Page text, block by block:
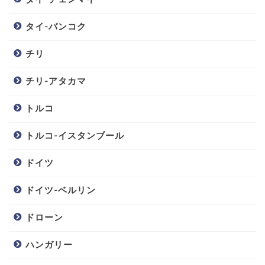
タイ-バンコク
チリ
チリ-アタカマ
トルコ
トルコ-イスタンブール
ドイツ
ドイツ-ベルリン
ドローン
ハンガリー